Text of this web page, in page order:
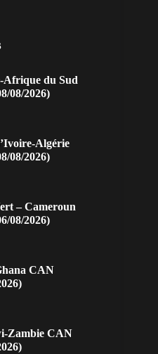
Afrique du Sud
08/2026)
Algérie
08/2026)
– Cameroun
08/2026)
CAN
Zambie CAN